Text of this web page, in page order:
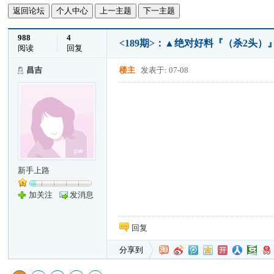
返回论坛 个人中心 上一主题 下一主题
988
阅读
4
回复
<189期>：▲绝对好料『（杀2头）
昌吉
新手上路
加关注 发消息
楼主 发表于: 07-08
回复
分享到